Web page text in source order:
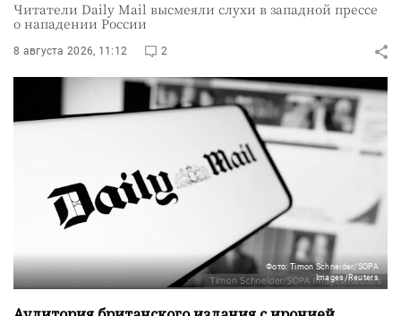
Читатели Daily Mail высмеяли слухи в западной прессе
о нападении России
8 августа 2026, 11:12 2
Фото: Timon Schneider/SOPA
Images/Reuters